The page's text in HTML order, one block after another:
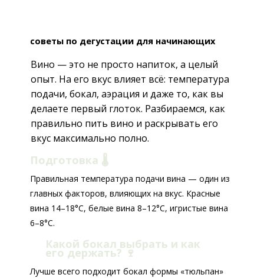
советы по дегустации для начинающих
Вино — это не просто напиток, а целый
опыт. На его вкус влияет всё: температура
подачи, бокал, аэрация и даже то, как вы
делаете первый глоток. Разбираемся, как
правильно пить вино и раскрывать его
вкус максимально полно.
Подготовка 🌡️
Правильная температура подачи вина — один из
главных факторов, влияющих на вкус. Красные
вина 14–18°C, белые вина 8–12°C, игристые вина
6–8°C.
Какой бокал выбрать и как
его держать?🍷
Лучше всего подходит бокал формы «тюльпан»